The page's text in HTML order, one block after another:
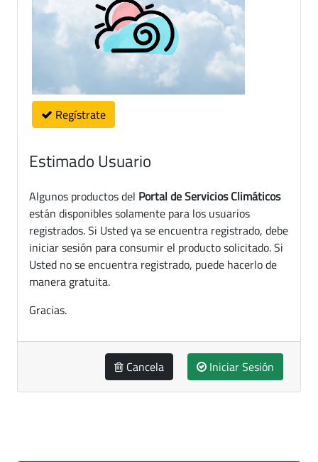
Regístrate
Estimado Usuario
Algunos productos del Portal de Servicios Climáticos
están disponibles solamente para los usuarios
registrados. Si Usted ya se encuentra registrado, debe
iniciar sesión para consumir el producto solicitado. Si
Usted no se encuentra registrado, puede hacerlo de
manera gratuita.
Gracias.
Cancela Iniciar Sesión